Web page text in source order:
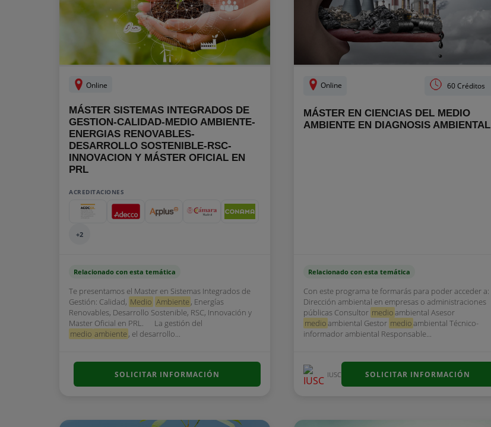
Online
MÁSTER SISTEMAS INTEGRADOS DE
GESTION-CALIDAD-MEDIO AMBIENTE-
ENERGIAS RENOVABLES-
DESARROLLO SOSTENIBLE-RSC-
INNOVACION Y MÁSTER OFICIAL EN
PRL
ACREDITACIONES
+2
Relacionado con esta temática
Te presentamos el Master en Sistemas Integrados de
Gestión: Calidad, Medio Ambiente, Energías
Renovables, Desarrollo Sostenible, RSC, Innovación y
Master Oficial en PRL. La gestión del
medio ambiente, el desarrollo...
SOLICITAR INFORMACIÓN
Online 60 Créditos
MÁSTER EN CIENCIAS DEL MEDIO
AMBIENTE EN DIAGNOSIS AMBIENTAL
Relacionado con esta temática
Con este programa te formarás para poder acceder a:
Dirección ambiental en empresas o administraciones
públicas Consultor medioambiental Asesor
medioambiental Gestor medioambiental Técnico-
informador ambiental Responsable...
IUSC SOLICITAR INFORMACIÓN